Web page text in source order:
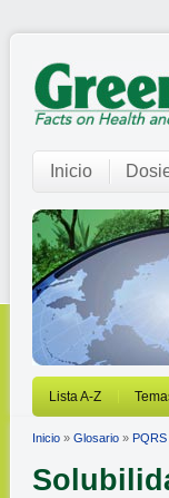
Inicio
Lista A-Z
Inicio » Glosario » PQRS